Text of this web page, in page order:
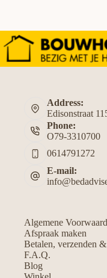
Address:
Edisonstraat
Phone:
O79-3310700
0614791272
E-mail:
Algemene
Afspraak maken
Betalen, verzenden
F.A.Q.
Blog